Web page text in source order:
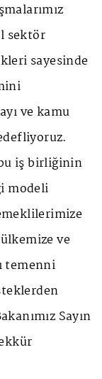
sektör
sayesinde
ve kamu
iş birliğinin
modeli
ve
temenni
Sayın